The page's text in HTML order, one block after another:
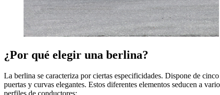
¿Por qué elegir una berlina?
La berlina se caracteriza por ciertas especificidades. Dispone de cinco
puertas y curvas elegantes. Estos diferentes elementos seducen a
perfiles de conductores: